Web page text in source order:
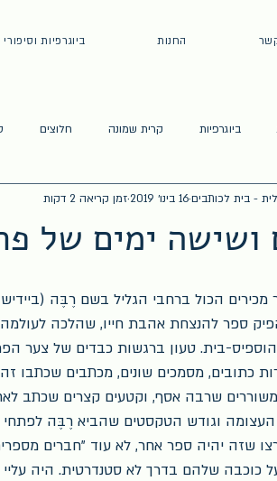
ביוגרפיות החנות
ביוגרפיות קרית שמונה חלוצים
ימים של
- בית לכותבים16 בינו׳ 2019 זמן קריאה 2 דקות
הכול ברחבי הגליל בשם רֶבֶּה
ספר להנצחת אהבת חייו, שהלכה
של הוספיס-בית. טעון ברגשות כבדים של צער
כתובים, מסמכים שונים, מכתבים שכתבו
שרבה אסף, וקטעים קצרים שכתב
העצומה וגודש הטקסטים שהביא רֶבֶּה לפתחי
שזה יהיה ספר אחר, לא עוד "חברים
כוכבה שלהם בדרך לא סטנדרטית. היה עליי